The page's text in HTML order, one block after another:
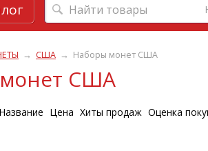
→ США → Наборы монет США
США
Название Цена Хиты продаж Оценка